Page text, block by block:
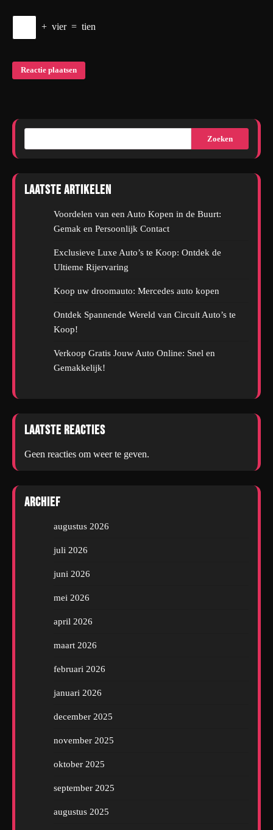
+ vier = tien
Zoeken
Laatste artikelen
Voordelen van een Auto Kopen in de Buurt:
Gemak en Persoonlijk Contact
Exclusieve Luxe Auto’s te Koop: Ontdek de
Ultieme Rijervaring
Koop uw droomauto: Mercedes auto kopen
Ontdek Spannende Wereld van Circuit Auto’s te
Koop!
Verkoop Gratis Jouw Auto Online: Snel en
Gemakkelijk!
Laatste reacties
Geen reacties om weer te geven.
Archief
augustus 2026
juli 2026
juni 2026
mei 2026
april 2026
maart 2026
februari 2026
januari 2026
december 2025
november 2025
oktober 2025
september 2025
augustus 2025